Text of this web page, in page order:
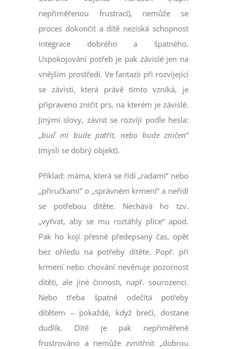
nepřiměřenou frustrací), nemůže se
proces dokončit a dítě nezíská schopnost
integrace dobrého a špatného.
Uspokojování potřeb je pak závislé jen na
vnějším prostředí. Ve fantazii při rozvíjející
se závisti, která právě tímto vzniká, je
připraveno zničit prs, na kterém je závislé.
Jinými slovy, závist se rozvíjí podle hesla:
„buď mi bude patřit, nebo bude zničen“
(myslí se dobrý objekt).
Příklad: máma, která se řídí „radami“ nebo
„příručkami“ o „správném krmení“ a neřídí
se potřebou dítěte. Nechává ho tzv.
„vyřvat, aby se mu roztáhly plíce“ apod.
Pak ho kojí přesně předepsaný čas, opět
bez ohledu na potřeby dítěte. Popř. při
krmení nebo chování nevěnuje pozornost
dítěti, ale jiné činnosti, např. sourozenci.
Nebo třeba špatně odečítá potřeby
dítětem – pokaždé, když brečí, dostane
dudlík. Dítě je pak nepřiměřeně
frustrováno a nemůže zvnitřnit „dobrou